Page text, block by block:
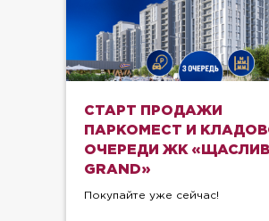
СТАРТ ПРОДАЖИ
ПАРКОМЕСТ И
ОЧЕРЕДИ ЖК
GRAND»
Покупайте уже сейчас!